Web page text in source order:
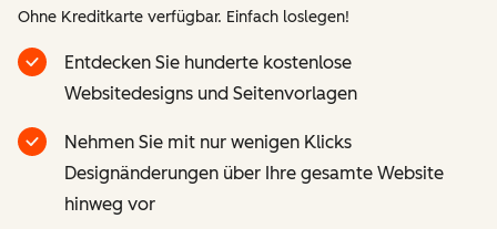
Ohne Kreditkarte verfügbar. Einfach loslegen!
Entdecken Sie hunderte kostenlose
Websitedesigns und Seitenvorlagen
Nehmen Sie mit nur wenigen Klicks
Designänderungen über Ihre gesamte Website
hinweg vor